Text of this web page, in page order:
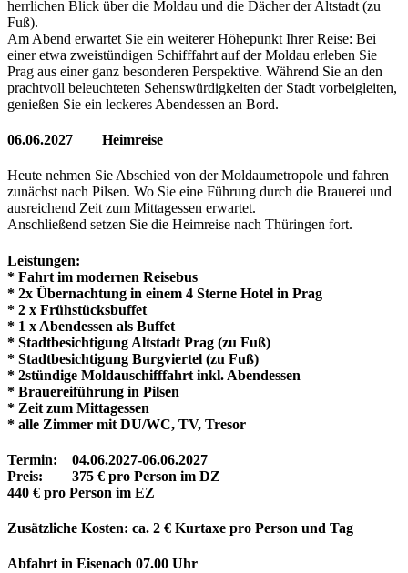
herrlichen Blick über die Moldau und die Dächer der Altstadt (zu
Fuß).
Am Abend erwartet Sie ein weiterer Höhepunkt Ihrer Reise: Bei
einer etwa zweistündigen Schifffahrt auf der Moldau erleben Sie
Prag aus einer ganz besonderen Perspektive. Während Sie an den
prachtvoll beleuchteten Sehenswürdigkeiten der Stadt vorbeigleiten,
genießen Sie ein leckeres Abendessen an Bord.
06.06.2027 Heimreise
Heute nehmen Sie Abschied von der Moldaumetropole und fahren
zunächst nach Pilsen. Wo Sie eine Führung durch die Brauerei und
ausreichend Zeit zum Mittagessen erwartet.
Anschließend setzen Sie die Heimreise nach Thüringen fort.
Leistungen:
* Fahrt im modernen Reisebus
* 2x Übernachtung in einem 4 Sterne Hotel in Prag
* 2 x Frühstücksbuffet
* 1 x Abendessen als Buffet
* Stadtbesichtigung Altstadt Prag (zu Fuß)
* Stadtbesichtigung Burgviertel (zu Fuß)
* 2stündige Moldauschifffahrt inkl. Abendessen
* Brauereiführung in Pilsen
* Zeit zum Mittagessen
* alle Zimmer mit DU/WC, TV, Tresor
Termin: 04.06.2027-06.06.2027
Preis: 375 € pro Person im DZ
440 € pro Person im EZ
Zusätzliche Kosten: ca. 2 € Kurtaxe pro Person und Tag
Abfahrt in Eisenach 07.00 Uhr